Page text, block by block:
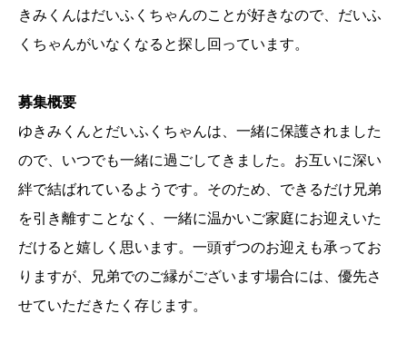
きみくんはだいふくちゃんのことが好きなので、だいふ
くちゃんがいなくなると探し回っています。
募集概要
ゆきみくんとだいふくちゃんは、一緒に保護されました
ので、いつでも一緒に過ごしてきました。お互いに深い
絆で結ばれているようです。そのため、できるだけ兄弟
を引き離すことなく、一緒に温かいご家庭にお迎えいた
だけると嬉しく思います。一頭ずつのお迎えも承ってお
りますが、兄弟でのご縁がございます場合には、優先さ
せていただきたく存じます。